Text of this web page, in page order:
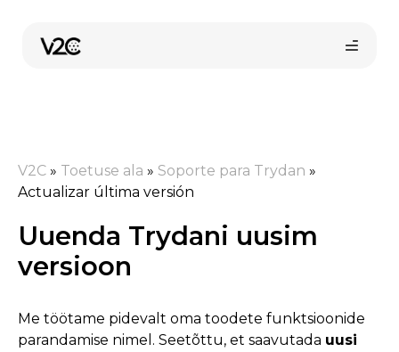
content
Osta veebist
V2C » Toetuse ala » Soporte para Trydan »
Actualizar última versión
Uuenda Trydani uusim
versioon
Me töötame pidevalt oma toodete funktsioonide
parandamise nimel. Seetõttu, et saavutada uusi